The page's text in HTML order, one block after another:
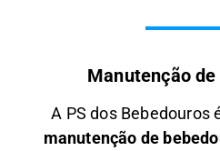
Manutenção
A PS dos Bebedouros
manutenção de